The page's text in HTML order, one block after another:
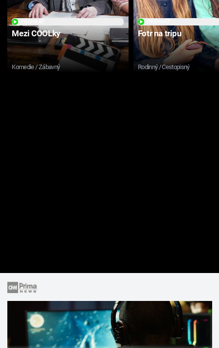
Mezi COOLky
Komedie / Zábavný
Fotr na tripu
Rodinný / Cestopisný